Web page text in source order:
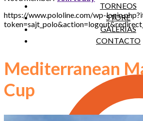
TORNEOS
STORE
GALERIAS
CONTACTO
https://www.pololine.com/wp-
Mediterranean
Cup